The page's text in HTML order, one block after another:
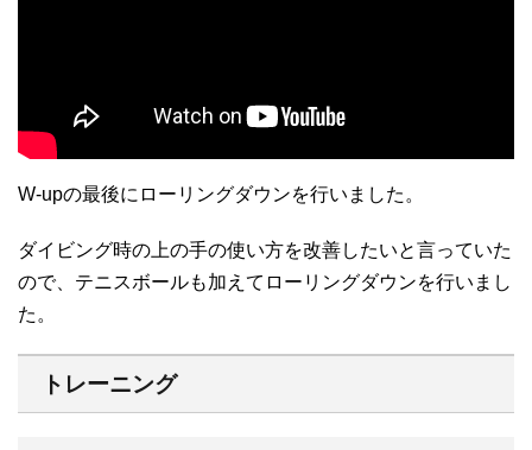
W-upの最後にローリングダウンを行いました。
ダイビング時の上の手の使い方を改善したいと言っていた
ので、テニスボールも加えてローリングダウンを行いまし
た。
トレーニング